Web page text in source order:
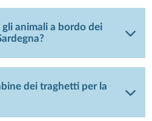
gli animali a bordo dei
dei traghetti per la